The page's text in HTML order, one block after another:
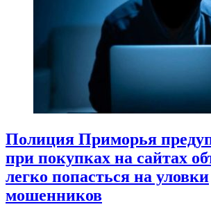
Полиция Приморья
при покупках на сайтах
легко попасться на уловки
мошенников